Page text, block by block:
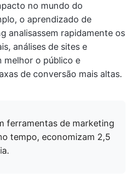
no mundo do
o aprendizado de
analisassem rapidamente os
análises de sites e
melhor o público e
de conversão mais altas.
ferramentas de marketing
tempo, economizam 2,5